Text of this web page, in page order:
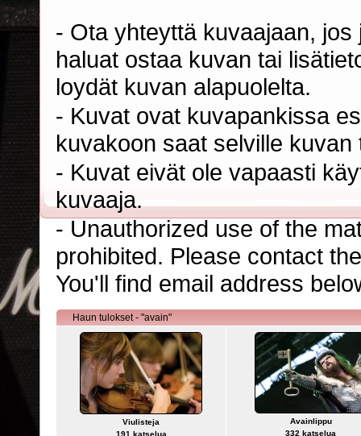
- Ota yhteyttä kuvaajaan,
haluat ostaa kuvan tai
loydät kuvan alapuolelta.
- Kuvat ovat kuvapankissa
kuvakoon saat selville
- Kuvat eivät ole vapaasti
kuvaaja.
- Unauthorized use of the
prohibited. Please contact
You'll find email address
Haun tulokset - "avain"
Viulisteja
191 katselua
Avainlippu
332 katselua